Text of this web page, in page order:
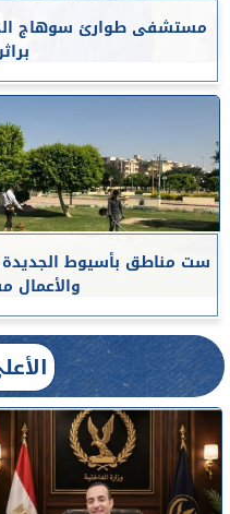
مستشفى طوارئ سوهاج
ست مناطق بأسيوط
والأعمال